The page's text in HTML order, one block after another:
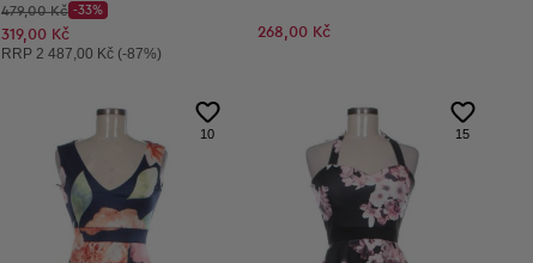
Původní cena:
479,00 Kč
Discount Price:
-33%
Snížená cena:
319,00 Kč
Doporučená cena:
RRP 2 487,00 Kč (-87%)
268,00 Kč
10 15